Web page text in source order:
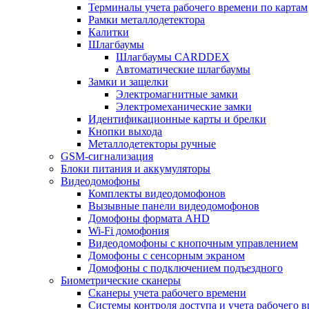
Терминалы учета рабочего времени по картам
Рамки металлодетектора
Калитки
Шлагбаумы
Шлагбаумы CARDDEX
Автоматические шлагбаумы
Замки и защелки
Электромагнитные замки
Электромеханические замки
Идентификационные карты и брелки
Кнопки выхода
Металлодетекторы ручные
GSM-сигнализация
Блоки питания и аккумуляторы
Видеодомофоны
Комплекты видеодомофонов
Вызывные панели видеодомофонов
Домофоны формата AHD
Wi-Fi домофония
Видеодомофоны с кнопочным управлением
Домофоны с сенсорным экраном
Домофоны с подключением подъездного
Биометрические сканеры
Сканеры учета рабочего времени
Системы контроля доступа и учета рабочего